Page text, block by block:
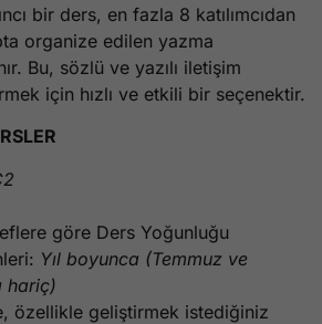
bir ders, en fazla 8 katılımcıdan
organize edilen yazma
Bu, sözlü ve yazılı iletişim
için hızlı ve etkili bir seçenektir.
göre Ders Yoğunluğu
Yıl boyunca (Temmuz ve
hariç)
özellikle geliştirmek istediğiniz